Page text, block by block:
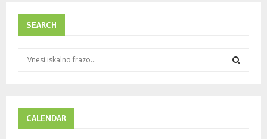
SEARCH
f
CALENDAR